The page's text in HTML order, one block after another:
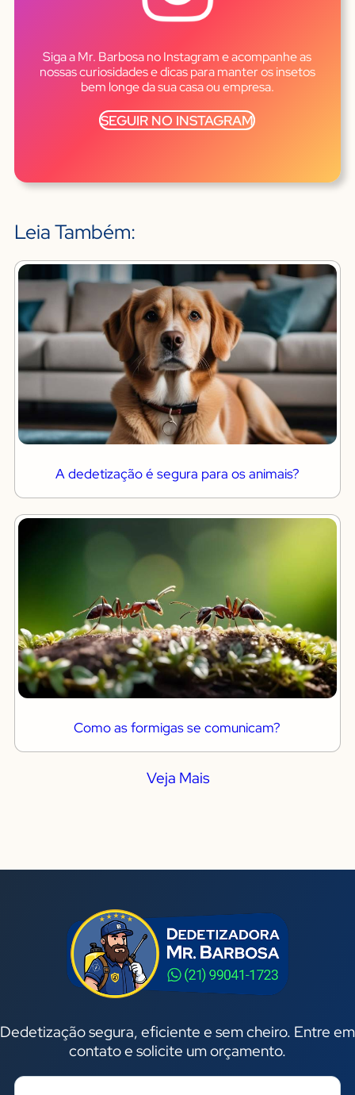
Siga a Mr. Barbosa no Instagram e acompanhe as
nossas curiosidades e dicas para manter os insetos
bem longe da sua casa ou empresa.
SEGUIR NO INSTAGRAM
Leia Também:
A dedetização é segura para os animais?
Como as formigas se comunicam?
Veja Mais
Dedetização segura, eficiente e sem cheiro. Entre em
contato e solicite um orçamento.